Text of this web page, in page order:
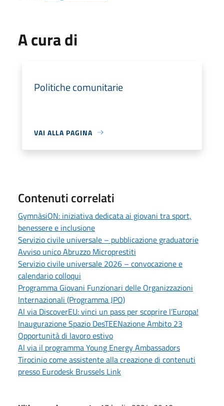
A cura di
Politiche comunitarie
VAI ALLA PAGINA
Contenuti correlati
GymnàsiON: iniziativa dedicata ai giovani tra sport,
benessere e inclusione
Servizio civile universale – pubblicazione graduatorie
Avviso unico Abruzzo Microprestiti
Servizio civile universale 2026 – convocazione e
calendario colloqui
Programma Giovani Funzionari delle Organizzazioni
Internazionali (Programma JPO)
Al via DiscoverEU: vinci un pass per scoprire l’Europa!
Inaugurazione Spazio DesTEENazione Ambito 23
Opportunità di lavoro estivo
Al via il programma Young Energy Ambassadors
Tirocinio come assistente alla creazione di contenuti
presso Eurodesk Brussels Link